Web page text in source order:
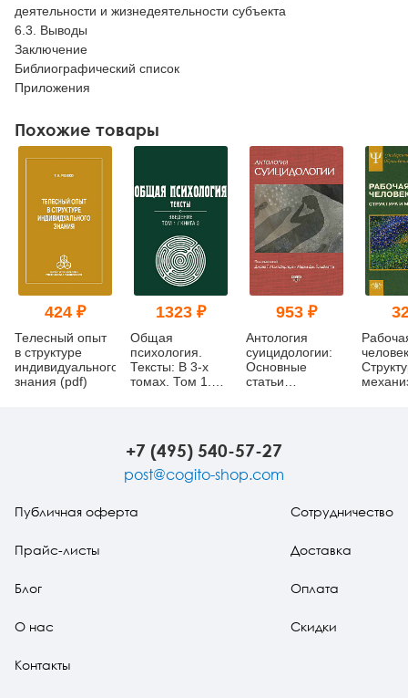
деятельности и жизнедеятельности субъекта
6.3. Выводы
Заключение
Библиографический список
Приложения
Похожие товары
424 ₽
Телесный опыт
в структуре
индивидуального
знания (pdf)
1323 ₽
Общая
психология.
Тексты: В 3-х
томах. Том 1.
953 ₽
Антология
суицидологии:
Основные
статьи
+7 (495) 540-57-27
post@cogito-shop.com
Публичная оферта
Прайс-листы
Блог
О нас
Контакты
Сотрудничество
Доставка
Оплата
Скидки